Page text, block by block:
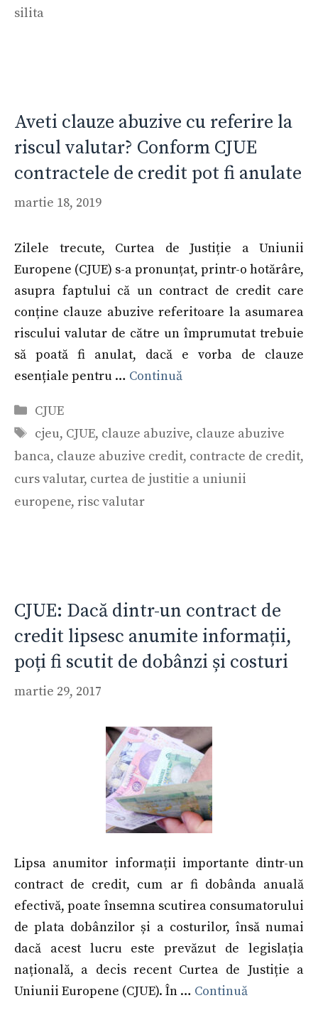
silita
Aveti clauze abuzive cu referire la
riscul valutar? Conform CJUE
contractele de credit pot fi anulate
martie 18, 2019
Zilele trecute, Curtea de Justiție a Uniunii
Europene (CJUE) s-a pronunțat, printr-o hotărâre,
asupra faptului că un contract de credit care
conține clauze abuzive referitoare la asumarea
riscului valutar de către un împrumutat trebuie
să poată fi anulat, dacă e vorba de clauze
esențiale pentru … Continuă
Categorii
CJUE
Etichete
cjeu, CJUE, clauze abuzive, clauze abuzive
banca, clauze abuzive credit, contracte de credit,
curs valutar, curtea de justitie a uniunii
europene, risc valutar
CJUE: Dacă dintr-un contract de
credit lipsesc anumite informații,
poți fi scutit de dobânzi și costuri
martie 29, 2017
Lipsa anumitor informații importante dintr-un
contract de credit, cum ar fi dobânda anuală
efectivă, poate însemna scutirea consumatorului
de plata dobânzilor și a costurilor, însă numai
dacă acest lucru este prevăzut de legislația
națională, a decis recent Curtea de Justiție a
Uniunii Europene (CJUE). În … Continuă